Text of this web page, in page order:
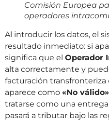
Comisión Europea
operadores
Al introducir los datos, el
resultado inmediato: si
significa que el Operador
alta correctamente y
facturación transfronteriza
aparece como «No válido»
tratarse como una
pasará a tributar bajo las